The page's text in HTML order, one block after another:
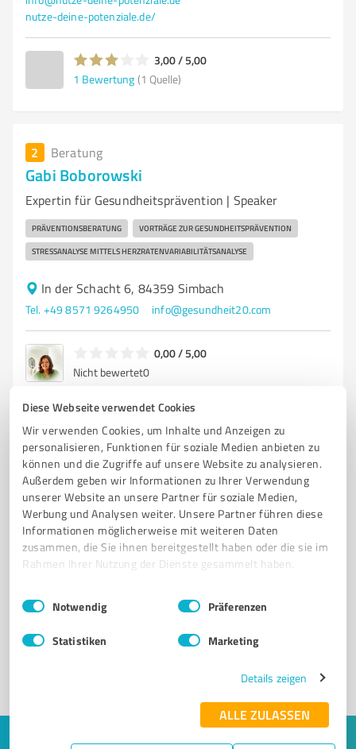
Diese Webseite verwendet Cookies
Wir verwenden Cookies, um Inhalte und Anzeigen zu
personalisieren, Funktionen für soziale Medien anbieten zu
können und die Zugriffe auf unsere Website zu analysieren.
Außerdem geben wir Informationen zu Ihrer Verwendung
unserer Website an unsere Partner für soziale Medien,
Werbung und Analysen weiter. Unsere Partner führen diese
Informationen möglicherweise mit weiteren Daten
zusammen, die Sie ihnen bereitgestellt haben oder die sie im
Rahmen Ihrer Nutzung der Dienste gesammelt haben.
Impressum Datenschutzbestimmungen
Einwilligungsauswahl
Notwendig Präferenzen
Statistiken Marketing
Details zeigen
ALLE ZULASSEN
nutze-deine-potenziale.de/
3,00 / 5,00
1 Bewertung (1 Quelle)
2 Beratung
Gabi Boborowski
Expertin für Gesundheitsprävention | Speaker
PRÄVENTIONSBERATUNG VORTRÄGE ZUR GESUNDHEITSPRÄVENTION
STRESSANALYSE MITTELS HERZRATENVARIABILITÄTSANALYSE
In der Schacht 6, 84359 Simbach
Tel. +49 8571 9264950 info@gesundheit20.com
0,00 / 5,00
Nicht bewertet0
Sie möchten auch hier gelistet werden?
Registrieren Sie sich jetzt und werden Sie ein von
Kunden empfohlener ProvenExpert!
1